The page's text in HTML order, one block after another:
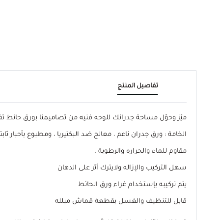
تفاصيل المنتج
ميّز وحوّل مساحة جدرانك للوحه فنيه من تصاميمنا بورق
الخامة : ورق جدران ناعم ، معالج ضد البكتيريا ، ومطبوع بأحبار
مقاوم للماء والحراره والرطوبة .
سهل التركيب والإزاله ولايترك أثر على الدهان
يتم تركيبه بإستخدام غراء ورق الحائط
قابل للتنظيف والغسل بقطعة قماش مبلله